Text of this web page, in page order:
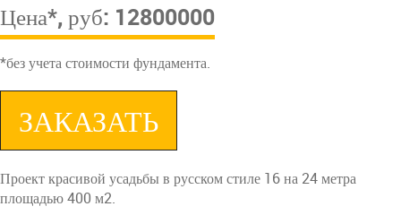
Цена*, руб: 12800000
*без учета стоимости фундамента.
ЗАКАЗАТЬ
Проект красивой усадьбы в русском стиле 16 на 24 метра
площадью 400 м2.